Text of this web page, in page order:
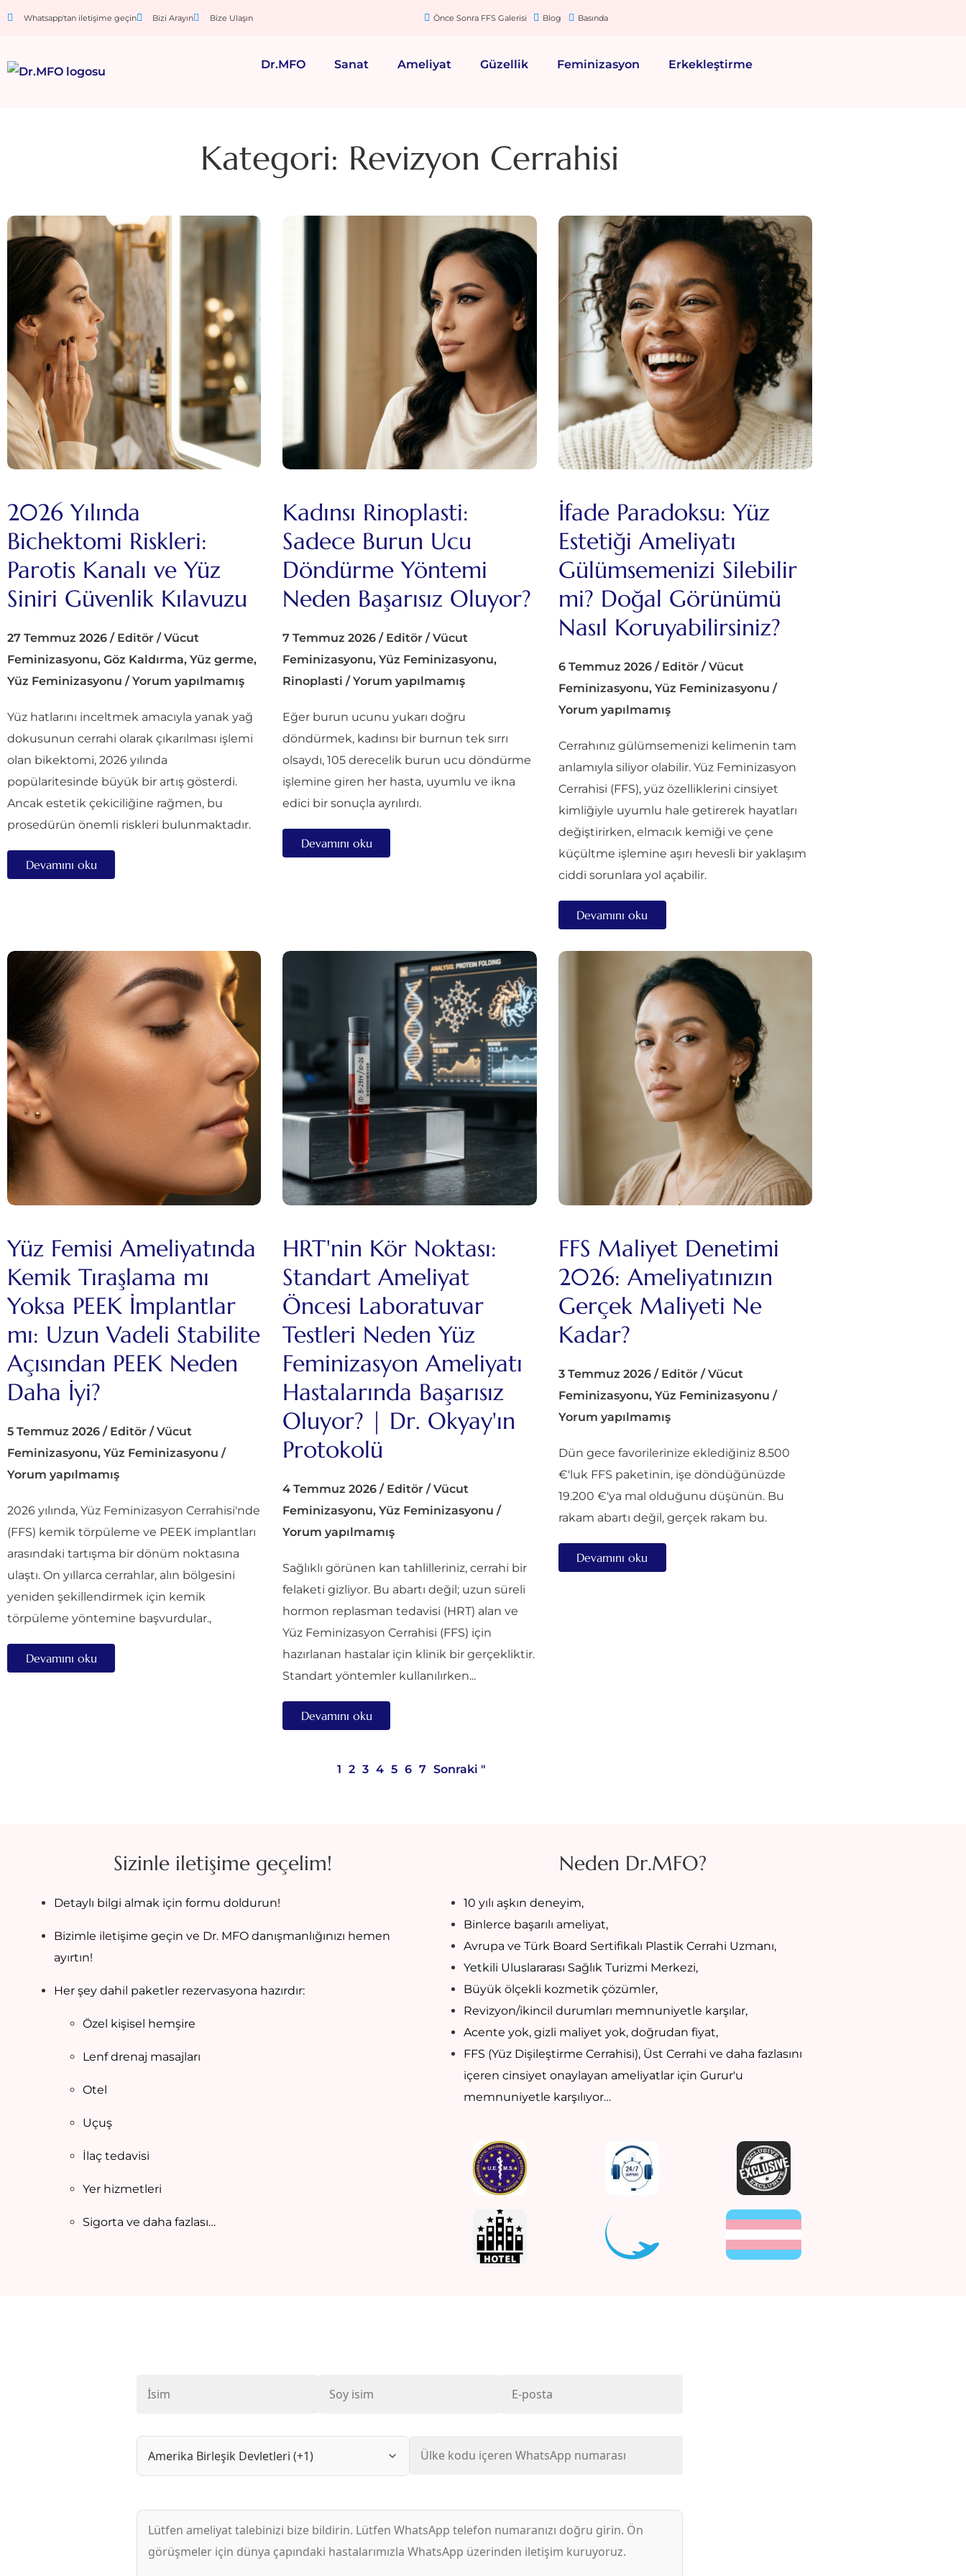
Whatsapp'tan iletişime geçin Bizi Arayın Bize Ulaşın Önce Sonra FFS Galerisi Blog Basında
Dr.MFO Sanat Ameliyat Güzellik Feminizasyon Erkekleştirme
Kategori: Revizyon Cerrahisi
2026 Yılında
Bichektomi Riskleri:
Parotis Kanalı ve Yüz
Siniri Güvenlik Kılavuzu
27 Temmuz 2026 / Editör / Vücut
Feminizasyonu, Göz Kaldırma, Yüz germe,
Yüz Feminizasyonu / Yorum yapılmamış
Yüz hatlarını inceltmek amacıyla yanak yağ
dokusunun cerrahi olarak çıkarılması işlemi
olan bikektomi, 2026 yılında
popülaritesinde büyük bir artış gösterdi.
Ancak estetik çekiciliğine rağmen, bu
prosedürün önemli riskleri bulunmaktadır.
Devamını oku
Kadınsı Rinoplasti:
Sadece Burun Ucu
Döndürme Yöntemi
Neden Başarısız Oluyor?
7 Temmuz 2026 / Editör / Vücut
Feminizasyonu,Yüz Feminizasyonu,
Rinoplasti / Yorum yapılmamış
Eğer burun ucunu yukarı doğru
döndürmek, kadınsı bir burnun tek sırrı
olsaydı, 105 derecelik burun ucu döndürme
işlemine giren her hasta, uyumlu ve ikna
edici bir sonuçla ayrılırdı.
Devamını oku
İfade Paradoksu: Yüz
Estetiği Ameliyatı
Gülümsemenizi Silebilir
mi? Doğal Görünümü
Nasıl Koruyabilirsiniz?
6 Temmuz 2026 / Editör / Vücut
Feminizasyonu, Yüz Feminizasyonu /
Yorum yapılmamış
Cerrahınız gülümsemenizi kelimenin tam
anlamıyla siliyor olabilir. Yüz Feminizasyon
Cerrahisi (FFS), yüz özelliklerini cinsiyet
kimliğiyle uyumlu hale getirerek hayatları
değiştirirken, elmacık kemiği ve çene
küçültme işlemine aşırı hevesli bir yaklaşım
ciddi sorunlara yol açabilir.
Devamını oku
Yüz Femisi Ameliyatında
Kemik Tıraşlama mı
Yoksa PEEK İmplantlar
mı: Uzun Vadeli Stabilite
Açısından PEEK Neden
Daha İyi?
5 Temmuz 2026 / Editör / Vücut
Feminizasyonu, Yüz Feminizasyonu /
Yorum yapılmamış
2026 yılında, Yüz Feminizasyon Cerrahisi'nde
(FFS) kemik törpüleme ve PEEK implantları
arasındaki tartışma bir dönüm noktasına
ulaştı. On yıllarca cerrahlar, alın bölgesini
yeniden şekillendirmek için kemik
törpüleme yöntemine başvurdular.,
Devamını oku
HRT'nin Kör Noktası:
Standart Ameliyat
Öncesi Laboratuvar
Testleri Neden Yüz
Feminizasyon Ameliyatı
Hastalarında Başarısız
Oluyor? | Dr. Okyay'ın
Protokolü
4 Temmuz 2026 / Editör / Vücut
Feminizasyonu,Yüz Feminizasyonu /
Yorum yapılmamış
Sağlıklı görünen kan tahlilleriniz, cerrahi bir
felaketi gizliyor. Bu abartı değil; uzun süreli
hormon replasman tedavisi (HRT) alan ve
Yüz Feminizasyon Cerrahisi (FFS) için
hazırlanan hastalar için klinik bir gerçekliktir.
Standart yöntemler kullanılırken...
Devamını oku
FFS Maliyet Denetimi
2026: Ameliyatınızın
Gerçek Maliyeti Ne
Kadar?
3 Temmuz 2026 / Editör / Vücut
Feminizasyonu, Yüz Feminizasyonu /
Yorum yapılmamış
Dün gece favorilerinize eklediğiniz 8.500
€'luk FFS paketinin, işe döndüğünüzde
19.200 €'ya mal olduğunu düşünün. Bu
rakam abartı değil, gerçek rakam bu.
Devamını oku
1 2 3 4 5 6 7 Sonraki "
Sizinle iletişime geçelim!
Detaylı bilgi almak için formu doldurun!
Bizimle iletişime geçin ve Dr. MFO danışmanlığınızı hemen
ayırtın!
Her şey dahil paketler rezervasyona hazırdır:
Özel kişisel hemşire
Lenf drenaj masajları
Otel
Uçuş
İlaç tedavisi
Yer hizmetleri
Sigorta ve daha fazlası…
Neden Dr.MFO?
10 yılı aşkın deneyim,
Binlerce başarılı ameliyat,
Avrupa ve Türk Board Sertifikalı Plastik Cerrahi Uzmanı,
Yetkili Uluslararası Sağlık Turizmi Merkezi,
Büyük ölçekli kozmetik çözümler,
Revizyon/ikincil durumları memnuniyetle karşılar,
Acente yok, gizli maliyet yok, doğrudan fiyat,
FFS (Yüz Dişileştirme Cerrahisi), Üst Cerrahi ve daha fazlasını
içeren cinsiyet onaylayan ameliyatlar için Gurur'u
memnuniyetle karşılıyor…